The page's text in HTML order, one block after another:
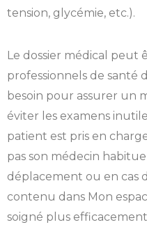
tension, glycémie, etc.).
Le dossier médical peut
professionnels de santé
besoin pour assurer un
éviter les examens
patient est pris en
pas son médecin
déplacement ou en cas
contenu dans Mon
soigné plus